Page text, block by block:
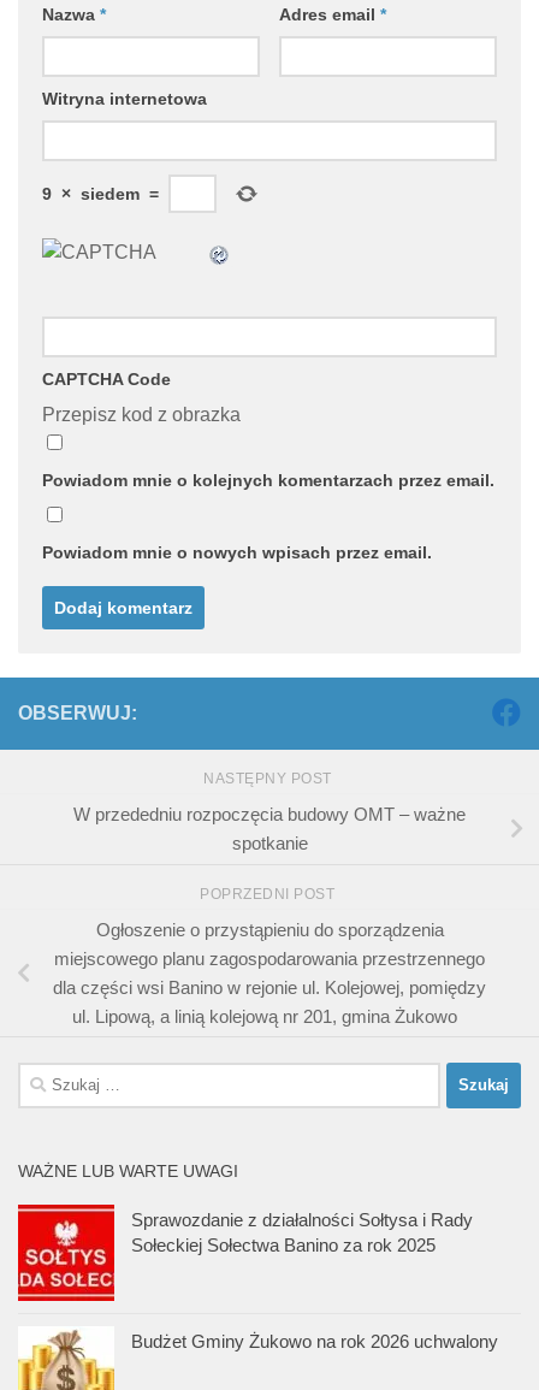
Nazwa * Adres email *
Witryna internetowa
9 × siedem =
CAPTCHA Code
Przepisz kod z obrazka
Powiadom mnie o kolejnych komentarzach przez email.
Powiadom mnie o nowych wpisach przez email.
OBSERWUJ:
NASTĘPNY POST
W przededniu rozpoczęcia budowy OMT – ważne
spotkanie
POPRZEDNI POST
Ogłoszenie o przystąpieniu do sporządzenia
miejscowego planu zagospodarowania przestrzennego
dla części wsi Banino w rejonie ul. Kolejowej, pomiędzy
ul. Lipową, a linią kolejową nr 201, gmina Żukowo
Szukaj:
WAŻNE LUB WARTE UWAGI
Sprawozdanie z działalności Sołtysa i Rady
Sołeckiej Sołectwa Banino za rok 2025
Budżet Gminy Żukowo na rok 2026 uchwalony